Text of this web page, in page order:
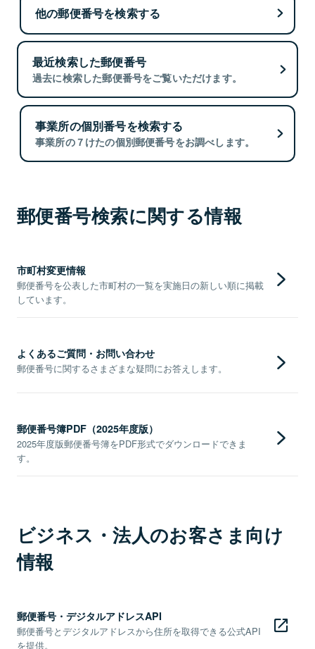
他の郵便番号を検索する
最近検索した郵便番号
過去に検索した郵便番号をご覧いただけます。
事業所の個別番号を検索する
事業所の７けたの個別郵便番号をお調べします。
郵便番号検索に関する情報
市町村変更情報
郵便番号を公表した市町村の一覧を実施日の新しい順に掲載
しています。
よくあるご質問・お問い合わせ
郵便番号に関するさまざまな疑問にお答えします。
郵便番号簿PDF（2025年度版）
2025年度版郵便番号簿をPDF形式でダウンロードできま
す。
ビジネス・法人のお客さま向け
情報
郵便番号・デジタルアドレスAPI
郵便番号とデジタルアドレスから住所を取得できる公式API
を提供。